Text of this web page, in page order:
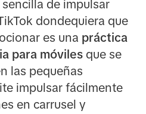
de impulsar
dondequiera que
es una práctica
para móvilesque se
las pequeñas
impulsar fácilmente
en carrusel y